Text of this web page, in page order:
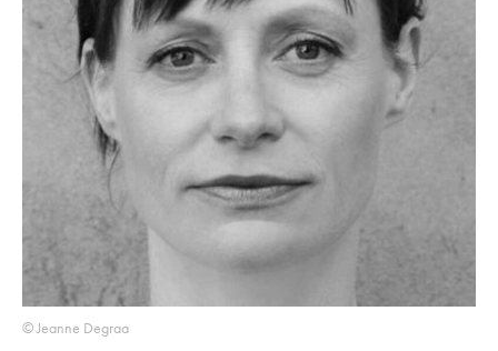
© Jeanne Degraa